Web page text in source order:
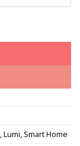
,Lumi, Smart Home